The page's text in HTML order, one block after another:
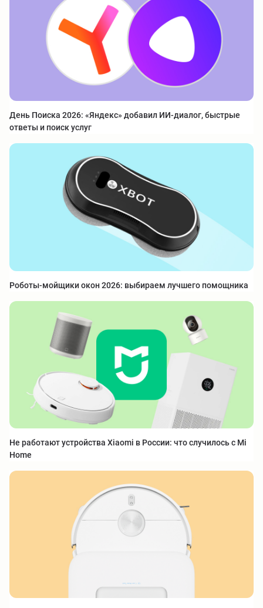
День Поиска 2026: «Яндекс» добавил ИИ-диалог, быстрые
ответы и поиск услуг
Роботы-мойщики окон 2026: выбираем лучшего помощника
Не работают устройства Xiaomi в России: что случилось с Mi
Home